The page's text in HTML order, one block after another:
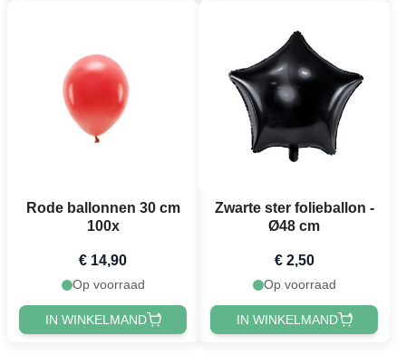
Rode ballonnen 30 cm
100x
€ 14,90
Op voorraad
IN WINKELMAND
Zwarte ster folieballon -
Ø48 cm
€ 2,50
Op voorraad
IN WINKELMAND